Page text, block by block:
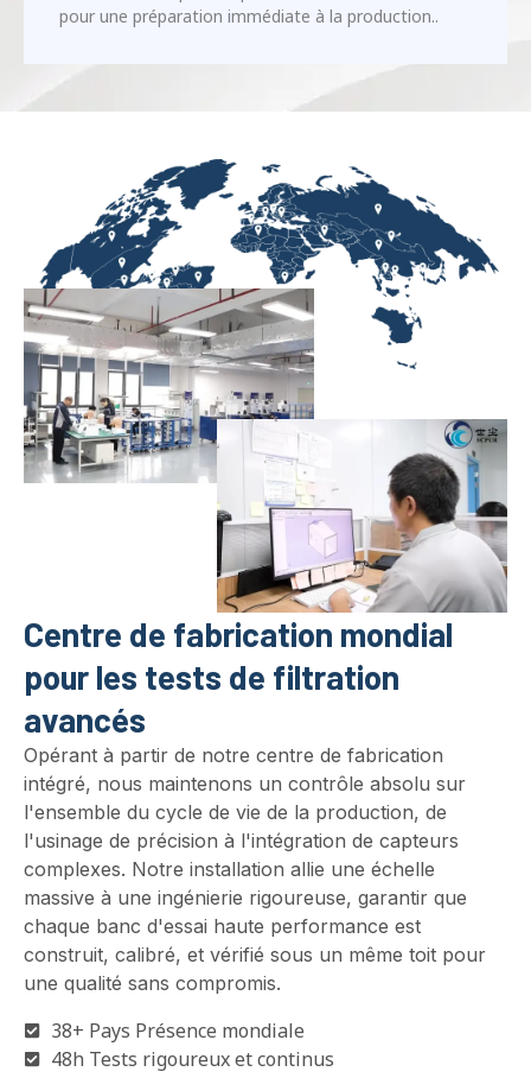
Centre de fabrication mondial
pour les tests de filtration
avancés
Opérant à partir de notre centre de fabrication
intégré, nous maintenons un contrôle absolu sur
l'ensemble du cycle de vie de la production, de
l'usinage de précision à l'intégration de capteurs
complexes. Notre installation allie une échelle
massive à une ingénierie rigoureuse, garantir que
chaque banc d'essai haute performance est
construit, calibré, et vérifié sous un même toit pour
une qualité sans compromis.
38+ Pays Présence mondiale
48h Tests rigoureux et continus
10+ Des années d'expérience dans l'industrie